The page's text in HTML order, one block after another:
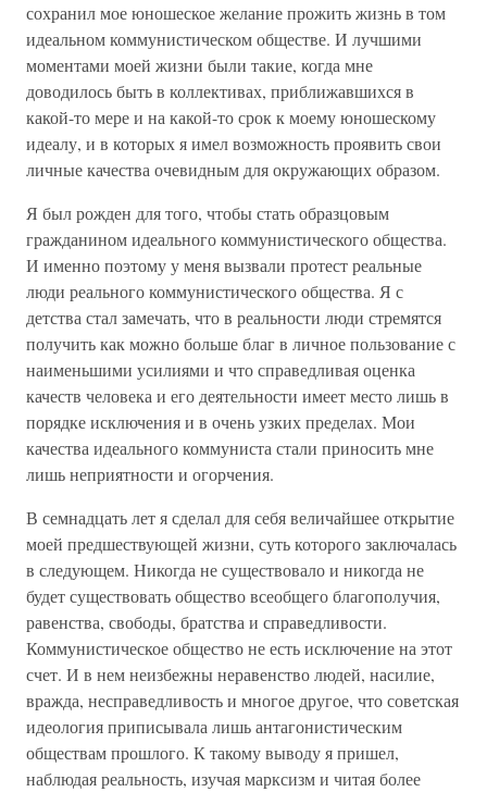
сохранил мое юношеское желание прожить жизнь в том
идеальном коммунистическом обществе. И лучшими
моментами моей жизни были такие, когда мне
доводилось быть в коллективах, приближавшихся в
какой-то мере и на какой-то срок к моему юношескому
идеалу, и в которых я имел возможность проявить свои
личные качества очевидным для окружающих образом.
Я был рожден для того, чтобы стать образцовым
гражданином идеального коммунистического общества.
И именно поэтому у меня вызвали протест реальные
люди реального коммунистического общества. Я с
детства стал замечать, что в реальности люди стремятся
получить как можно больше благ в личное пользование с
наименьшими усилиями и что справедливая оценка
качеств человека и его деятельности имеет место лишь в
порядке исключения и в очень узких пределах. Мои
качества идеального коммуниста стали приносить мне
лишь неприятности и огорчения.
В семнадцать лет я сделал для себя величайшее открытие
моей предшествующей жизни, суть которого заключалась
в следующем. Никогда не существовало и никогда не
будет существовать общество всеобщего благополучия,
равенства, свободы, братства и справедливости.
Коммунистическое общество не есть исключение на этот
счет. И в нем неизбежны неравенство людей, насилие,
вражда, несправедливость и многое другое, что советская
идеология приписывала лишь антагонистическим
обществам прошлого. К такому выводу я пришел,
наблюдая реальность, изучая марксизм и читая более